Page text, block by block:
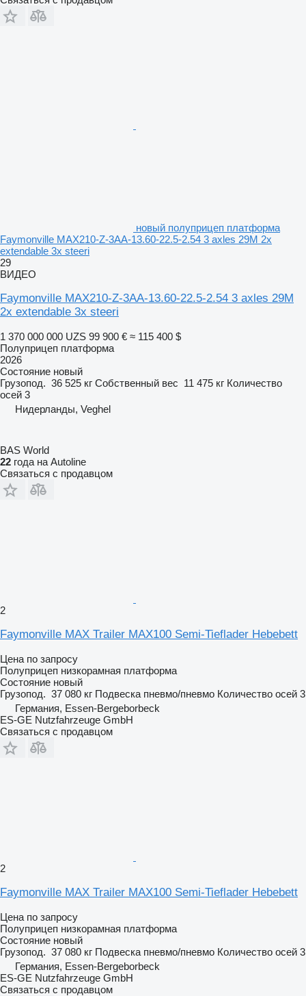
новый полуприцеп платформа
Faymonville MAX210-Z-3AA-13.60-22.5-2.54 3 axles 29M 2x
extendable 3x steeri
29
ВИДЕО
Faymonville MAX210-Z-3AA-13.60-22.5-2.54 3 axles 29M
2x extendable 3x steeri
1 370 000 000 UZS 99 900 € ≈ 115 400 $
Полуприцеп платформа
2026
Состояние новый
Грузопод. 36 525 кг Собственный вес 11 475 кг Количество
осей 3
Нидерланды, Veghel
BAS World
22 года на Autoline
Связаться с продавцом
2
Faymonville MAX Trailer MAX100 Semi-Tieflader Hebebett
Цена по запросу
Полуприцеп низкорамная платформа
Состояние новый
Грузопод. 37 080 кг Подвеска пневмо/пневмо Количество осей 3
Германия, Essen-Bergeborbeck
ES-GE Nutzfahrzeuge GmbH
Связаться с продавцом
2
Faymonville MAX Trailer MAX100 Semi-Tieflader Hebebett
Цена по запросу
Полуприцеп низкорамная платформа
Состояние новый
Грузопод. 37 080 кг Подвеска пневмо/пневмо Количество осей 3
Германия, Essen-Bergeborbeck
ES-GE Nutzfahrzeuge GmbH
Связаться с продавцом